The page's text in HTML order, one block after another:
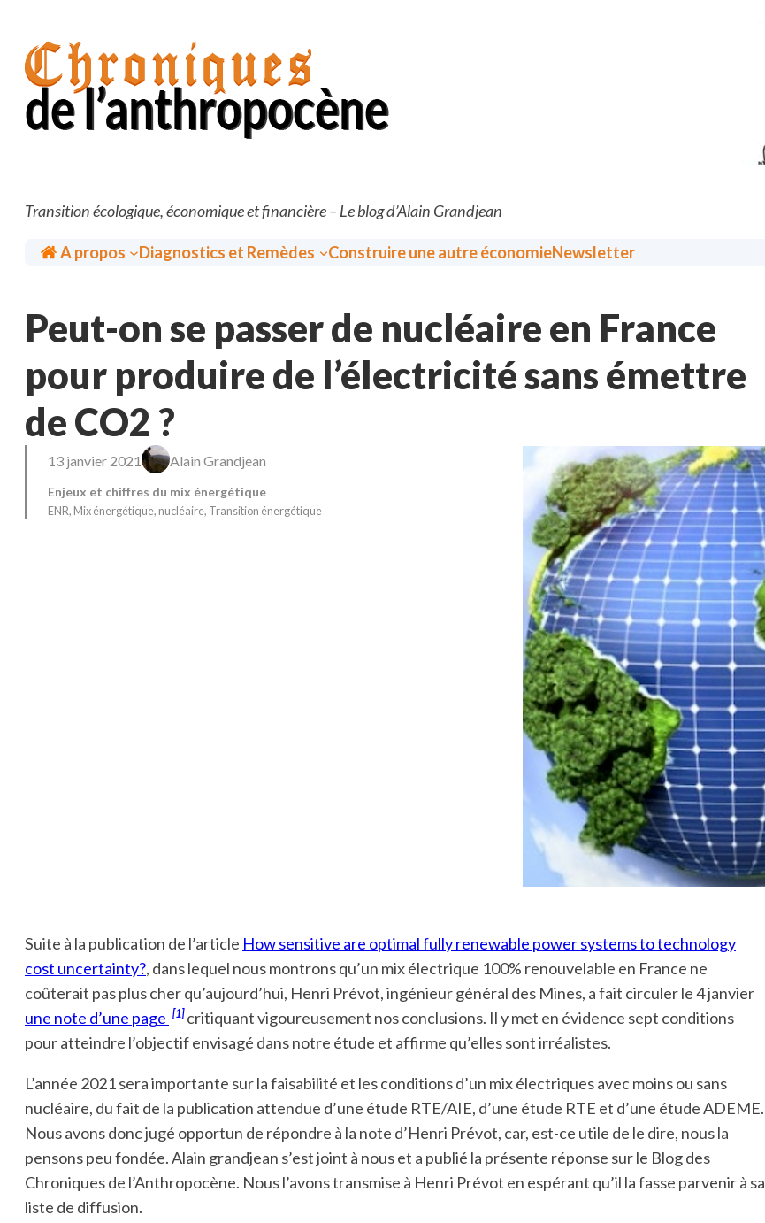
contenu
Transition écologique, économique et financière – Le blog d’Alain Grandjean
Accueil
A propos Diagnostics et Remèdes Construire une autre économieNewsletter
Peut-on se passer de nucléaire en France
pour produire de l’électricité sans émettre
de CO2 ?
13 janvier 2021 Alain Grandjean
Enjeux et chiffres du mix énergétique
ENR, Mix énergétique, nucléaire, Transition énergétique
Suite à la publication de l’article How sensitive are optimal fully renewable power systems to technology
cost uncertainty?, dans lequel nous montrons qu’un mix électrique 100% renouvelable en France ne
coûterait pas plus cher qu’aujourd’hui, Henri Prévot, ingénieur général des Mines, a fait circuler le 4 janvier
une note d’une page [1]critiquant vigoureusement nos conclusions. Il y met en évidence sept conditions
pour atteindre l’objectif envisagé dans notre étude et affirme qu’elles sont irréalistes.
L’année 2021 sera importante sur la faisabilité et les conditions d’un mix électriques avec moins ou sans
nucléaire, du fait de la publication attendue d’une étude RTE/AIE, d’une étude RTE et d’une étude ADEME.
Nous avons donc jugé opportun de répondre à la note d’Henri Prévot, car, est-ce utile de le dire, nous la
pensons peu fondée. Alain grandjean s’est joint à nous et a publié la présente réponse sur le Blog des
Chroniques de l’Anthropocène. Nous l’avons transmise à Henri Prévot en espérant qu’il la fasse parvenir à sa
liste de diffusion.